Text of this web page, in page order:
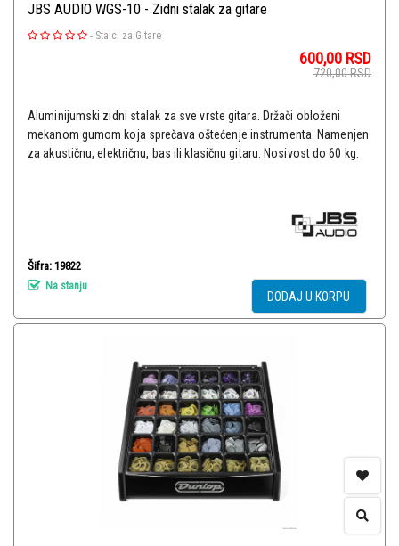
JBS AUDIO WGS-10 - Zidni stalak za gitare
- Stalci za Gitare
600,00 RSD
720,00RSD
Aluminijumski zidni stalak za sve vrste gitara. Držači obloženi
mekanom gumom koja sprečava oštećenje instrumenta. Namenjen
za akustičnu, električnu, bas ili klasičnu gitaru. Nosivost do 60 kg.
Šifra: 19822
Na stanju
DODAJ U KORPU